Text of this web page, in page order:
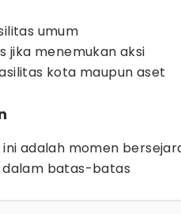
umum
jika menemukan aksi
kota maupun aset
adalah momen
dalam batas-batas